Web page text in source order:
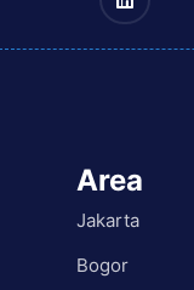
Area
Jakarta
Bogor